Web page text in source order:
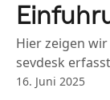
Hier zeigen
sevdesk
16. Juni 2025